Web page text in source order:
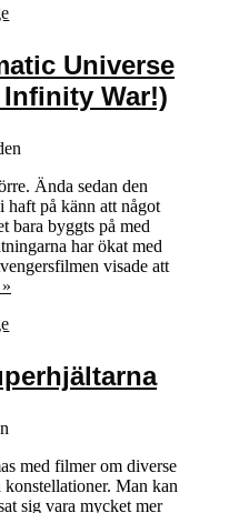
Universe
War!)
Ända sedan den
på känn att något
bara byggts på med
har ökat med
visade att
med filmer om diverse
Man kan
sig vara mycket mer